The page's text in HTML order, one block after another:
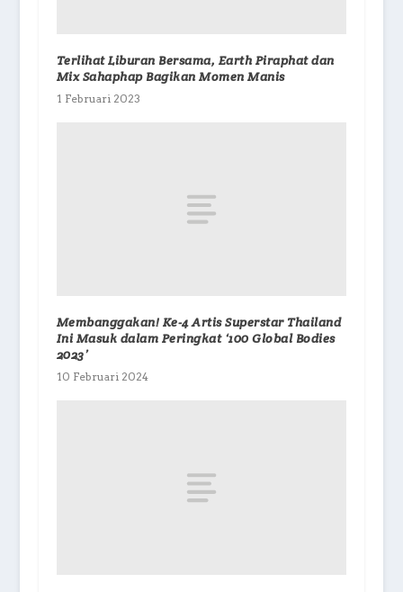
Terlihat Liburan Bersama, Earth Piraphat dan
Mix Sahaphap Bagikan Momen Manis
1 Februari 2023
Membanggakan! Ke-4 Artis Superstar Thailand
Ini Masuk dalam Peringkat ‘100 Global Bodies
2023’
10 Februari 2024